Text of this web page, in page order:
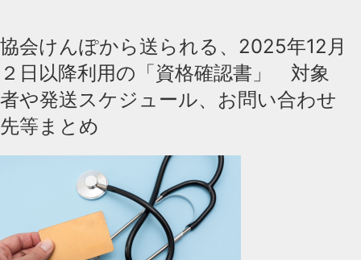
協会けんぽから送られる、2025年12月
２日以降利用の「資格確認書」 対象
者や発送スケジュール、お問い合わせ
先等まとめ